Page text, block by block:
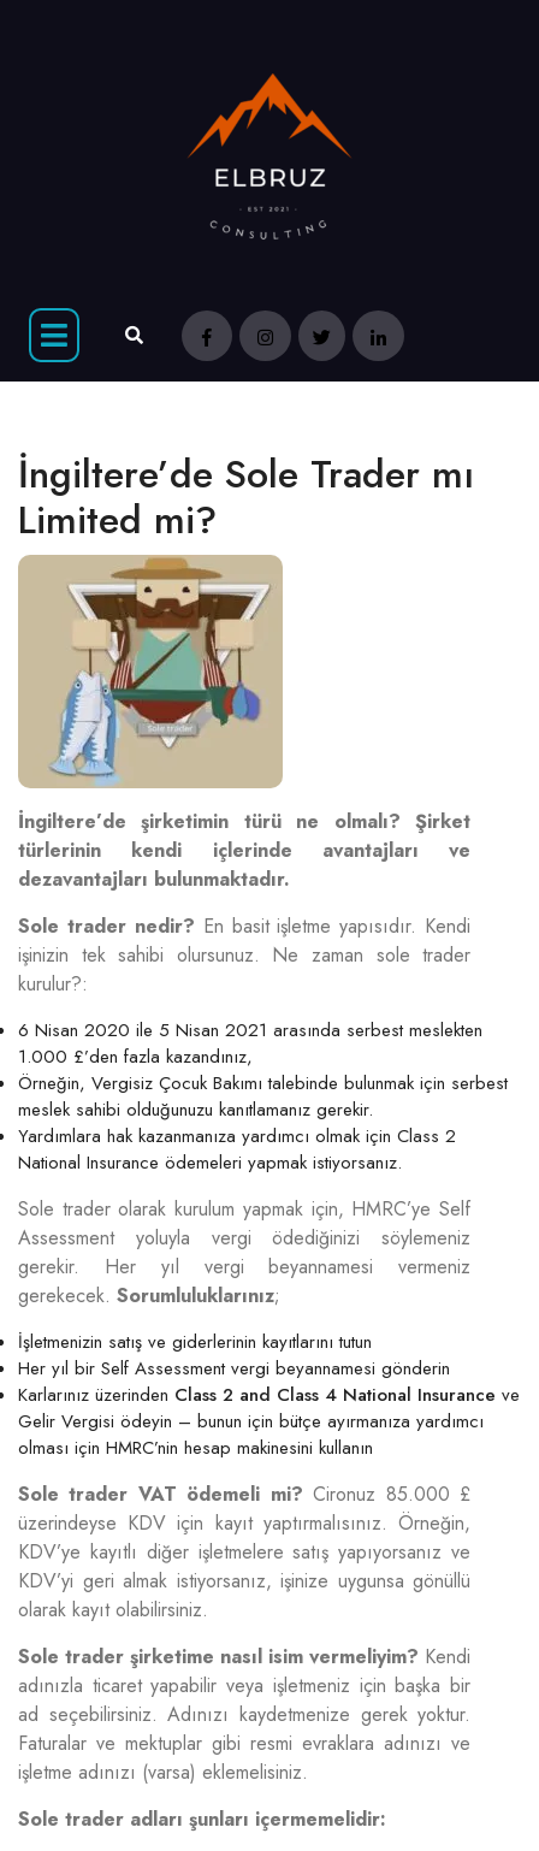
İngiltere’de Sole Trader mı
Limited mi?
İngiltere’de şirketimin türü ne olmalı? Şirket
türlerinin kendi içlerinde avantajları ve
dezavantajları bulunmaktadır.
Sole trader nedir? En basit işletme yapısıdır. Kendi
işinizin tek sahibi olursunuz. Ne zaman sole trader
kurulur?:
6 Nisan 2020 ile 5 Nisan 2021 arasında serbest meslekten
1.000 £’den fazla kazandınız,
Örneğin, Vergisiz Çocuk Bakımı talebinde bulunmak için serbest
meslek sahibi olduğunuzu kanıtlamanız gerekir.
Yardımlara hak kazanmanıza yardımcı olmak için Class 2
National Insurance ödemeleri yapmak istiyorsanız.
Sole trader olarak kurulum yapmak için, HMRC’ye Self
Assessment yoluyla vergi ödediğinizi söylemeniz
gerekir. Her yıl vergi beyannamesi vermeniz
gerekecek. Sorumluluklarınız;
İşletmenizin satış ve giderlerinin kayıtlarını tutun
Her yıl bir Self Assessment vergi beyannamesi gönderin
Karlarınız üzerinden Class 2 and Class 4 National Insurance ve
Gelir Vergisi ödeyin – bunun için bütçe ayırmanıza yardımcı
olması için HMRC’nin hesap makinesini kullanın
Sole trader VAT ödemeli mi? Cironuz 85.000 £
üzerindeyse KDV için kayıt yaptırmalısınız. Örneğin,
KDV’ye kayıtlı diğer işletmelere satış yapıyorsanız ve
KDV’yi geri almak istiyorsanız, işinize uygunsa gönüllü
olarak kayıt olabilirsiniz.
Sole trader şirketime nasıl isim vermeliyim? Kendi
adınızla ticaret yapabilir veya işletmeniz için başka bir
ad seçebilirsiniz. Adınızı kaydetmenize gerek yoktur.
Faturalar ve mektuplar gibi resmi evraklara adınızı ve
işletme adınızı (varsa) eklemelisiniz.
Sole trader adları şunları içermemelidir: